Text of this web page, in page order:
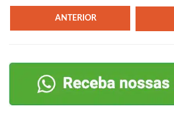
ANTERIOR